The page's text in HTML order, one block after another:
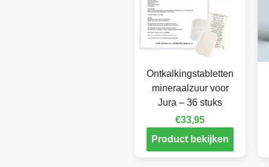
Ontkalkingstabletten
mineraalzuur voor
Jura – 36 stuks
€33,95
Product bekijken